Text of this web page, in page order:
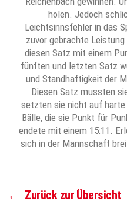
holen. Jedoch
Leichtsinnsfehler in das
zuvor gebrachte
diesen Satz mit einem
fünften und letzten Satz
und Standhaftigkeit der
Diesen Satz mussten
setzten sie nicht auf
Bälle, die sie Punkt für
endete mit einem 15:11.
sich in der Mannschaft
← Zurück zur Übersicht